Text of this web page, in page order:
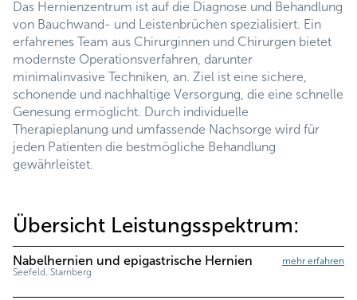
Das Hernienzentrum ist auf die Diagnose und Behandlung
von Bauchwand- und Leistenbrüchen spezialisiert. Ein
erfahrenes Team aus Chirurginnen und Chirurgen bietet
modernste Operationsverfahren, darunter
minimalinvasive Techniken, an. Ziel ist eine sichere,
schonende und nachhaltige Versorgung, die eine schnelle
Genesung ermöglicht. Durch individuelle
Therapieplanung und umfassende Nachsorge wird für
jeden Patienten die bestmögliche Behandlung
gewährleistet.
Übersicht Leistungsspektrum:
Nabelhernien und epigastrische Hernien
Seefeld, Starnberg
mehr erfahren